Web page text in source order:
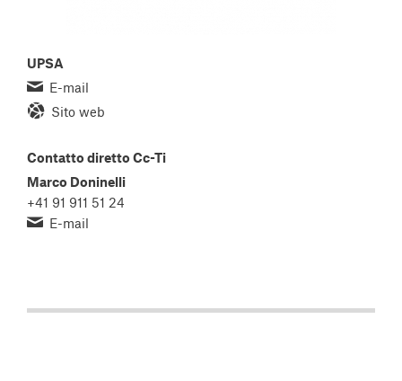
UPSA
E-mail
Sito web
Contatto diretto Cc-Ti
Marco Doninelli
+41 91 911 51 24
E-mail